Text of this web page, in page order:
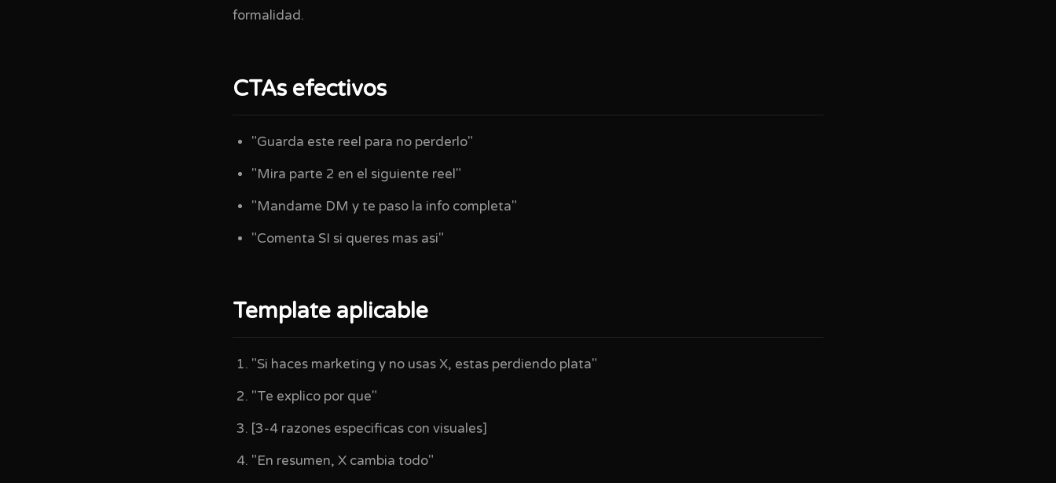
formalidad.
CTAs efectivos
"Guarda este reel para no perderlo"
"Mira parte 2 en el siguiente reel"
"Mandame DM y te paso la info completa"
"Comenta SI si queres mas asi"
Template aplicable
"Si haces marketing y no usas X, estas perdiendo plata"
"Te explico por que"
[3-4 razones especificas con visuales]
"En resumen, X cambia todo"